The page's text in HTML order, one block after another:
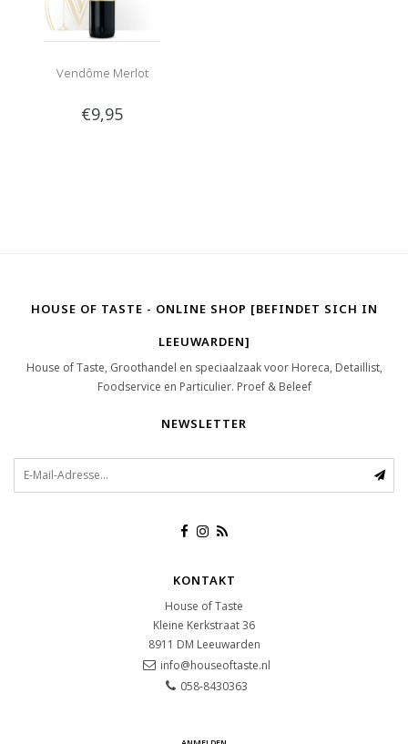
Vendôme Merlot
€9,95
HOUSE OF TASTE - ONLINE SHOP [BEFINDET SICH IN
LEEUWARDEN]
House of Taste, Groothandel en speciaalzaak voor Horeca, Detaillist,
Foodservice en Particulier. Proef & Beleef
NEWSLETTER
KONTAKT
House of Taste
Kleine Kerkstraat 36
8911 DM Leeuwarden
info@houseoftaste.nl
058-8430363